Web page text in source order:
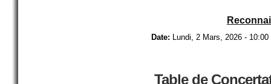
Date: Lundi, 2 Mars, 2026 - 10:00
Table de